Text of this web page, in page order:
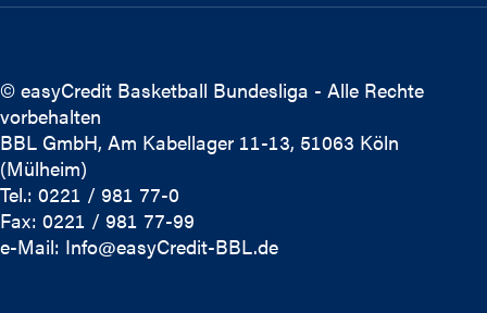
© easyCredit Basketball Bundesliga - Alle Rechte
vorbehalten
BBL GmbH, Am Kabellager 11-13, 51063 Köln
(Mülheim)
Tel.: 0221 / 981 77-0
Fax: 0221 / 981 77-99
e-Mail: Info@easyCredit-BBL.de